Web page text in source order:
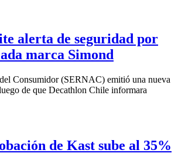
alerta de seguridad por
marca Simond
Consumidor (SERNAC) emitió una nueva
de que Decathlon Chile informara
de Kast sube al 35%